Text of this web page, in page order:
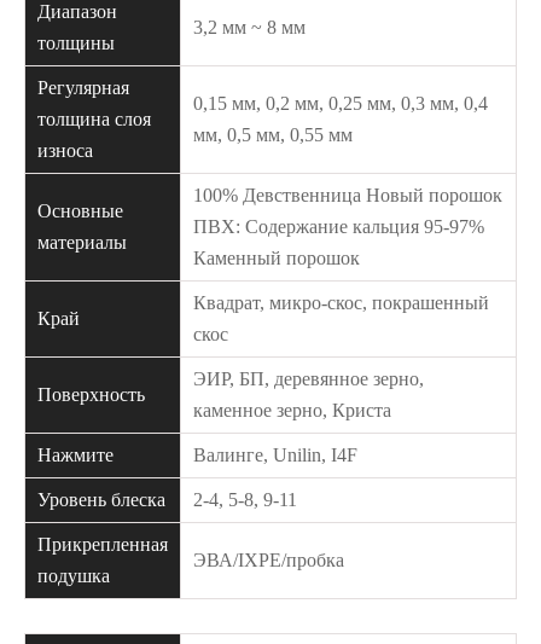
Диапазон
толщины
3,2 мм ~ 8 мм
Регулярная
толщина слоя
износа
0,15 мм, 0,2 мм, 0,25 мм, 0,3 мм, 0,4
мм, 0,5 мм, 0,55 мм
Основные
материалы
100% Девственница Новый порошок
ПВХ: Содержание кальция 95-97%
Каменный порошок
Край
Квадрат, микро-скос, покрашенный
скос
Поверхность
ЭИР, БП, деревянное зерно,
каменное зерно, Криста
Нажмите Валинге, Unilin, I4F
Уровень блеска 2-4, 5-8, 9-11
Прикрепленная
подушка
ЭВА/IXPE/пробка